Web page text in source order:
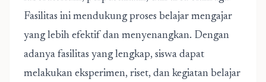
Fasilitas ini mendukung proses belajar mengajar
yang lebih efektif dan menyenangkan. Dengan
adanya fasilitas yang lengkap, siswa dapat
melakukan eksperimen, riset, dan kegiatan belajar